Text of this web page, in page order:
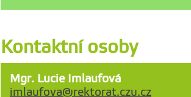
Kontaktní osoby
Mgr. Lucie Imlaufová
imlaufova@rektorat.czu.cz